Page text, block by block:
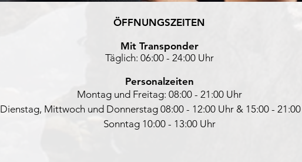
ÖFFNUNGSZEITEN
Mit Transponder
Täglich: 06:00 - 24:00 Uhr
Personalzeiten
Montag und Freitag: 08:00 - 21:00 Uhr
Dienstag, Mittwoch und Donnerstag 08:00 - 12:00 Uhr & 15:00 -
Sonntag 10:00 - 13:00 Uhr